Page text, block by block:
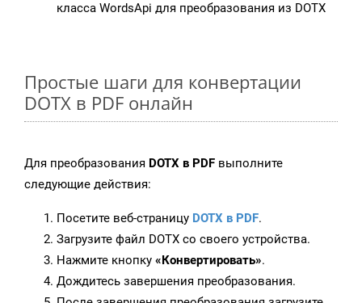
класса WordsApi для преобразования из DOTX
Простые шаги для конвертации
DOTX в PDF онлайн
Для преобразования DOTX в PDF выполните
следующие действия:
Посетите веб-страницу DOTX в PDF.
Загрузите файл DOTX со своего устройства.
Нажмите кнопку «Конвертировать».
Дождитесь завершения преобразования.